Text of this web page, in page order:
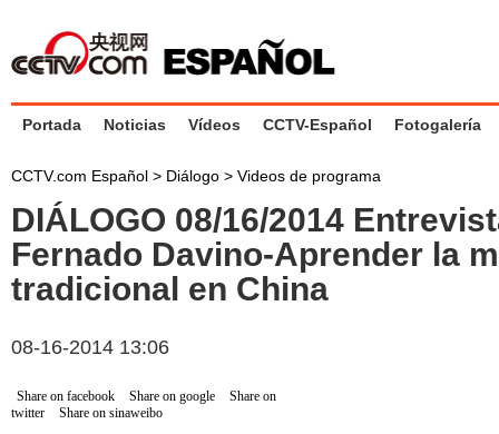
Portada Noticias Vídeos CCTV-Español Fotogalería
CCTV.com Español > Diálogo > Videos de programa
DIÁLOGO 08/16/2014
Fernado Davino-Aprender la
tradicional en China
08-16-2014 13:06
Share on facebook Share on google
Share on
twitter
Share on sinaweibo